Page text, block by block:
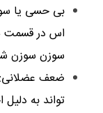
بی حسی یا
اس در قسمت
سوزن سوزن
ضعف
تواند به